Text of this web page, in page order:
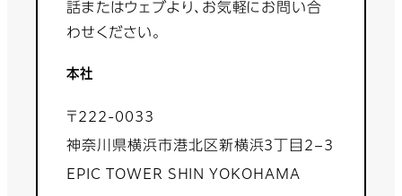
話またはウェブより、お気軽にお問い合
わせください。
本社
〒222-0033
神奈川県横浜市港北区新横浜3丁目2−3
EPIC TOWER SHIN YOKOHAMA